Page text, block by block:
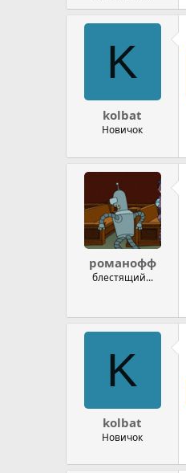
K
kolbat
Новичок
романофф
блестящий...
K
kolbat
Новичок